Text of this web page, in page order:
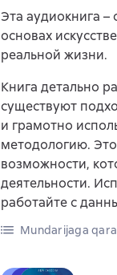
Эта аудиокнига –
основах
реальной жизни.
Книга детально
существуют
и грамотно
методологию.
возможности,
деятельности.
работайте с
Mundarijaga